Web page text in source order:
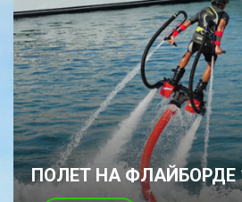
ПОЛЕТ НА ФЛАЙБОРДЕ